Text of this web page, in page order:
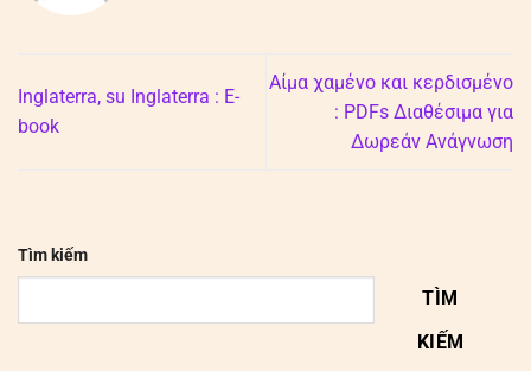
Inglaterra, su Inglaterra : E-
book
Αίμα χαμένο και κερδισμένο
: PDFs Διαθέσιμα για
Δωρεάν Ανάγνωση
Tìm kiếm
TÌM
KIẾM